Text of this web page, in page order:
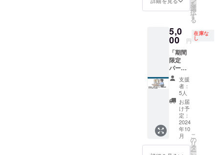
い。大
阪京橋
クイン
トブ
リッジ
での実
績があ
りま
す。チ
ケット
の利用
期限は
2025年
3月まで
です。
し、ど
の空間
にも温
もりと
和やか
な雰囲
気をも
たらし
ます。
京都に
根ざす
伝統の
職人技
が光る
逸品
で、お
まし
た。こ
グには
可愛ら
しい猫
のデザ
インが
描かれ
てお
り、職
人技が
光る一
品で
す。デ
ザイン
は一つ
一つ異
なるた
る木曽
桧で彫
お釈迦
様にな
りま
す。 寸
法：高
さ
10cm
7.2cm
奥行
7.2cm
商品は
クラウ
ドファ
ンディ
ング終
ンで
す。 特
〇お礼
のメッ
セー
ジ 感
謝の気
持ちを
込め
て、お
礼の
メッ
セージ
をお送
りいた
しま
す。 〇
期間限
を
選
択
す
る
5,0
00 円
在庫な
し
「期間
限定
パート
ナー会
議参加
券」を
通じ
て、私
のブレ
インと
して会
議に参
加しま
支援
者：
5人
お届
け予
定：
2024
年10
月
こ
の
リ
タ
ー